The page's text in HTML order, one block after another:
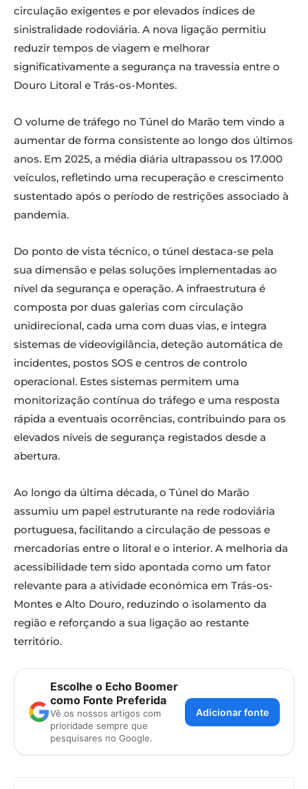
circulação exigentes e por elevados índices de
sinistralidade rodoviária. A nova ligação permitiu
reduzir tempos de viagem e melhorar
significativamente a segurança na travessia entre o
Douro Litoral e Trás-os-Montes.
O volume de tráfego no Túnel do Marão tem vindo a
aumentar de forma consistente ao longo dos últimos
anos. Em 2025, a média diária ultrapassou os 17.000
veículos, refletindo uma recuperação e crescimento
sustentado após o período de restrições associado à
pandemia.
Do ponto de vista técnico, o túnel destaca-se pela
sua dimensão e pelas soluções implementadas ao
nível da segurança e operação. A infraestrutura é
composta por duas galerias com circulação
unidirecional, cada uma com duas vias, e integra
sistemas de videovigilância, deteção automática de
incidentes, postos SOS e centros de controlo
operacional. Estes sistemas permitem uma
monitorização contínua do tráfego e uma resposta
rápida a eventuais ocorrências, contribuindo para os
elevados níveis de segurança registados desde a
abertura.
Ao longo da última década, o Túnel do Marão
assumiu um papel estruturante na rede rodoviária
portuguesa, facilitando a circulação de pessoas e
mercadorias entre o litoral e o interior. A melhoria da
acessibilidade tem sido apontada como um fator
relevante para a atividade económica em Trás-os-
Montes e Alto Douro, reduzindo o isolamento da
região e reforçando a sua ligação ao restante
território.
Escolhe o Echo Boomer
como Fonte Preferida
Vê os nossos artigos com
prioridade sempre que
pesquisares no Google.
Adicionar fonte